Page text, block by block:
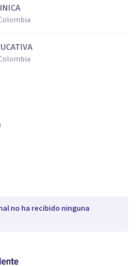
no ha recibido ninguna